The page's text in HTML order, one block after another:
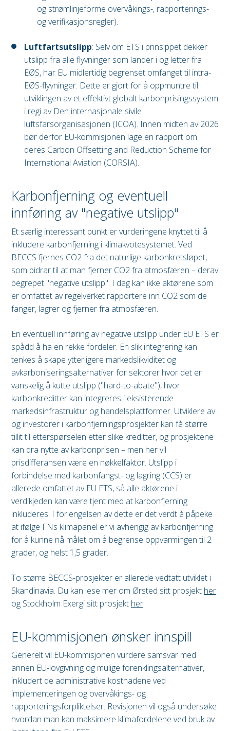
og strømlinjeforme overvåkings-, rapporterings-
og verifikasjonsregler).
Luftfartsutslipp: Selv om ETS i prinsippet dekker
utslipp fra alle flyvninger som lander i og letter fra
EØS, har EU midlertidig begrenset omfanget til intra-
EØS-flyvninger. Dette er gjort for å oppmuntre til
utviklingen av et effektivt globalt karbonprisingssystem
i regi av Den internasjonale sivile
luftsfarsorganisasjonen (ICOA). Innen midten av 2026
bør derfor EU-kommisjonen lage en rapport om
deres Carbon Offsetting and Reduction Scheme for
International Aviation (CORSIA).
Karbonfjerning og eventuell
innføring av "negative utslipp"
Et særlig interessant punkt er vurderingene knyttet til å
inkludere karbonfjerning i klimakvotesystemet. Ved
BECCS fjernes CO2 fra det naturlige karbonkretsløpet,
som bidrar til at man fjerner CO2 fra atmosfæren – derav
begrepet "negative utslipp". I dag kan ikke aktørene som
er omfattet av regelverket rapportere inn CO2 som de
fanger, lagrer og fjerner fra atmosfæren.
En eventuell innføring av negative utslipp under EU ETS er
spådd å ha en rekke fordeler. En slik integrering kan
tenkes å skape ytterligere markedslikviditet og
avkarboniseringsalternativer for sektorer hvor det er
vanskelig å kutte utslipp ("hard-to-abate"), hvor
karbonkreditter kan integreres i eksisterende
markedsinfrastruktur og handelsplattformer. Utviklere av
og investorer i karbonfjerningsprosjekter kan få større
tillit til etterspørselen etter slike kreditter, og prosjektene
kan dra nytte av karbonprisen – men her vil
prisdifferansen være en nøkkelfaktor. Utslipp i
forbindelse med karbonfangst- og lagring (CCS) er
allerede omfattet av EU ETS, så alle aktørene i
verdikjeden kan være tjent med at karbonfjerning
inkluderes. I forlengelsen av dette er det verdt å påpeke
at ifølge FNs klimapanel er vi avhengig av karbonfjerning
for å kunne nå målet om å begrense oppvarmingen til 2
grader, og helst 1,5 grader.
To større BECCS-prosjekter er allerede vedtatt utviklet i
Skandinavia. Du kan lese mer om Ørsted sitt prosjekt her
og Stockholm Exergi sitt prosjekt her.
EU-kommisjonen ønsker innspill
Generelt vil EU-kommisjonen vurdere samsvar med
annen EU-lovgivning og mulige forenklingsalternativer,
inkludert de administrative kostnadene ved
implementeringen og overvåkings- og
rapporteringsforpliktelser. Revisjonen vil også undersøke
hvordan man kan maksimere klimafordelene ved bruk av